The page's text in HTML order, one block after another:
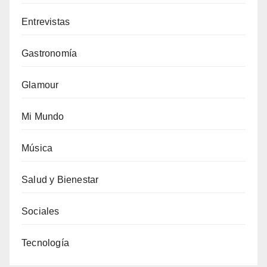
Entrevistas
Gastronomía
Glamour
Mi Mundo
Música
Salud y Bienestar
Sociales
Tecnología